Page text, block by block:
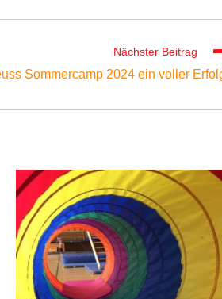
Nächster Beitrag
Sommercamp 2024 ein voller